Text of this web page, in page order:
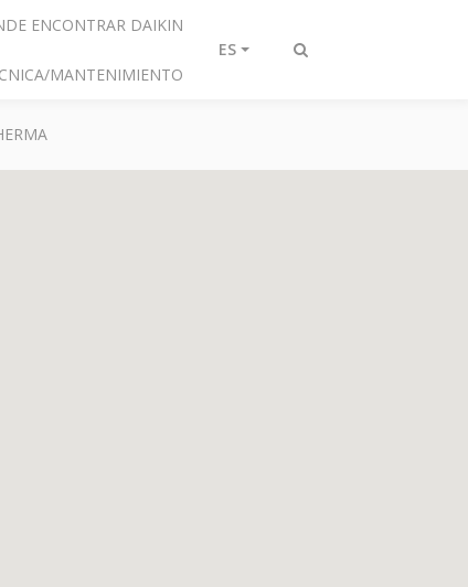
Alternar
ENCONTRAR DAIKIN
MANTENIMIENTO
ES